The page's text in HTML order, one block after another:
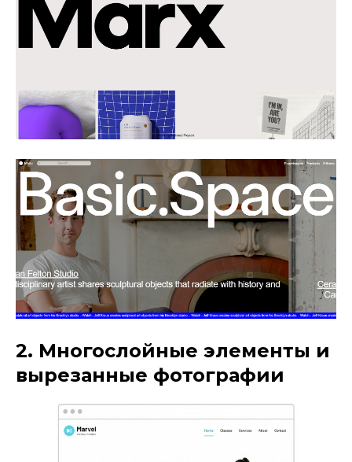
2. Многослойные элементы и
вырезанные фотографии